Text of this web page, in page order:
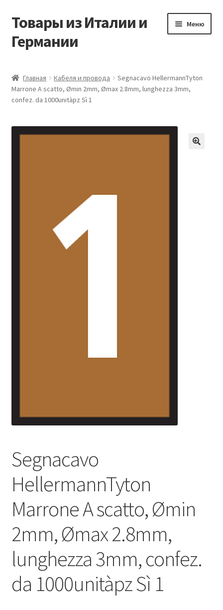
Перейти
навигации
Перейти
содержимому
Товары из Италии и
Германии
Меню
Виды доставки
Оставить отзыв
Оформление заказа
Главная Кабеля и провода
Segnacavo HellermannTyton
Marrone A scatto, Ømin 2mm, Ømax 2.8mm, lunghezza 3mm,
confez. da 1000unitàpz Sì 1
Segnacavo
HellermannTyton
Marrone A scatto, Ømin
2mm, Ømax 2.8mm,
lunghezza 3mm, confez.
da 1000unitàpz Sì 1